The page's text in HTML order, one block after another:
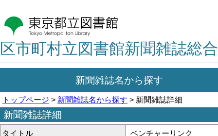
区市町村立図書館新聞雑誌総
新聞雑誌名から探す
トップページ > 新聞雑誌名から探す > 新聞雑誌詳細
新聞雑誌詳細
タイトル ベンチャーリンク